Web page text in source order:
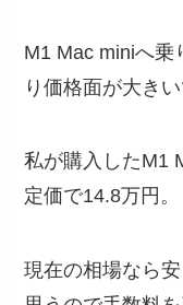
M1 Mac miniへ乗
り価格面が大きい
私が購入したM1
定価で14.8万円。
現在の相場なら